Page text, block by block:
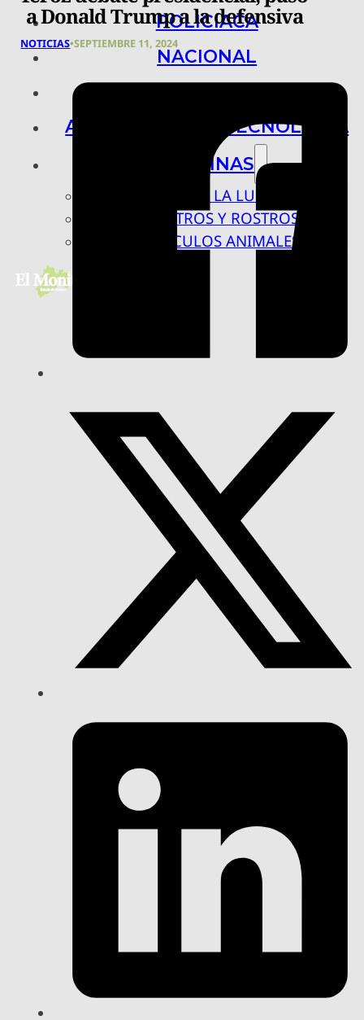
POLICIACA
NACIONAL
ARTE, CIENCIA Y TECNOLOGÍA
COLUMNAS
BAJO LA LUPA
RASTROS Y ROSTROS
VÍNCULOS ANIMALES
a Donald Trump a la defensiva
NOTICIAS•SEPTIEMBRE 11, 2024